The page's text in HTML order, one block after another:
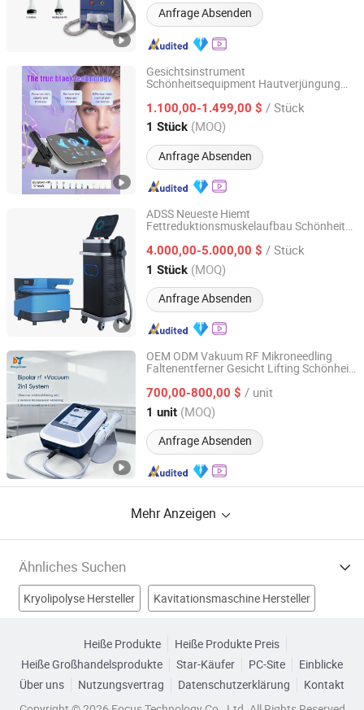
Anfrage Absenden
Gesichtsinstrument
Schönheitsequipment Hautverjüngung
Kaltplasma Schönheitssystem
1.100,00-1.499,00 $ / Stück
1 Stück (MOQ)
Anfrage Absenden
Beijing Sunrise Science&Technology Co., Ltd.
Beijing, China Seit 2022
ADSS Neueste Hiemt
Fettreduktionsmuskelaufbau Schönheit
4.000,00-5.000,00 $ / Stück
1 Stück (MOQ)
Anfrage Absenden
Beijing ADSS Development Co., Ltd.
Beijing, China Seit 2007
OEM ODM Vakuum RF Mikroneedling
Faltenentferner Gesicht Lifting Schönheit
700,00-800,00 $ / unit
1 unit (MOQ)
Anfrage Absenden
Guangzhou Danye Optical Co., Ltd.
Guangdong, China Seit 2018
Mehr Anzeigen
Ähnliches Suchen
Kryolipolyse Hersteller Kavitationsmaschine Hersteller
Vakuum-Kavitationmaschine Hersteller
Heiße Produkte
Heiße Produkte Preis
Heiße Großhandelsprodukte
Star-Käufer PC-Site
Einblicke
Über uns
Nutzungsvertrag Datenschutzerklärung
Kontakt